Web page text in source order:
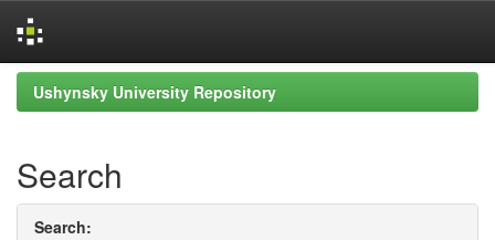
Skip
navigation
Ushynsky University Repository
Search
Search: